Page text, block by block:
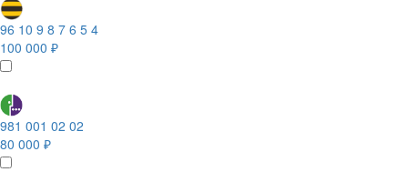
96 10 9 8 7 6 5 4
100 000 ₽
981 001 02 02
80 000 ₽